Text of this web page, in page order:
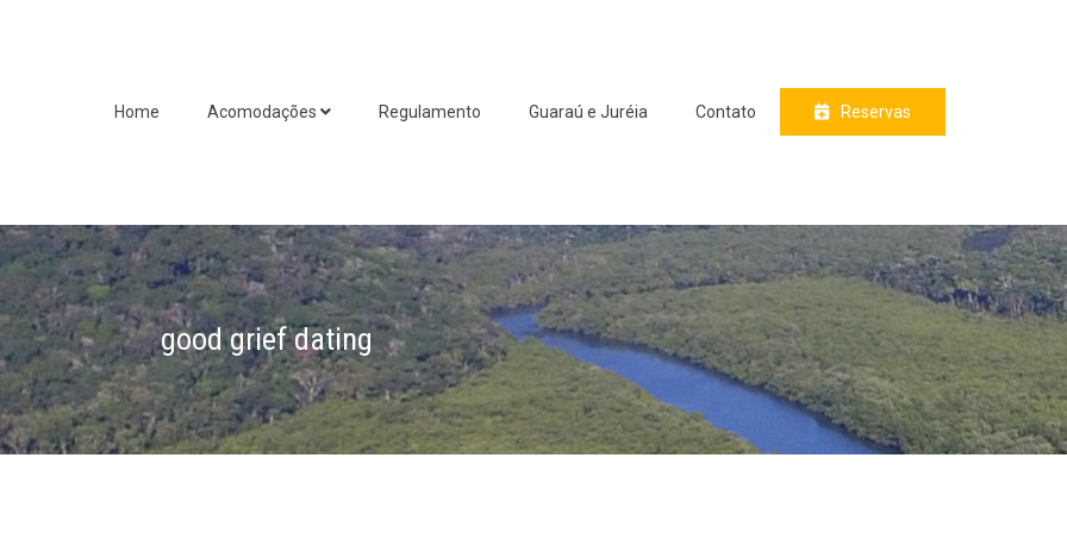
Home Acomodações Regulamento Guaraú e Juréia Contato Reservas
good grief dating